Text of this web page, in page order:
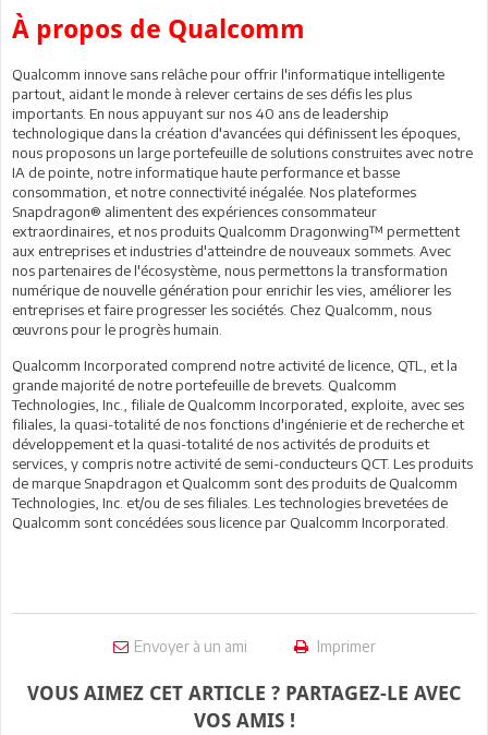
À propos de Qualcomm
Qualcomm innove sans relâche pour offrir l'informatique intelligente
partout, aidant le monde à relever certains de ses défis les plus
importants. En nous appuyant sur nos 40 ans de leadership
technologique dans la création d'avancées qui définissent les époques,
nous proposons un large portefeuille de solutions construites avec notre
IA de pointe, notre informatique haute performance et basse
consommation, et notre connectivité inégalée. Nos plateformes
Snapdragon® alimentent des expériences consommateur
extraordinaires, et nos produits Qualcomm Dragonwing™ permettent
aux entreprises et industries d'atteindre de nouveaux sommets. Avec
nos partenaires de l'écosystème, nous permettons la transformation
numérique de nouvelle génération pour enrichir les vies, améliorer les
entreprises et faire progresser les sociétés. Chez Qualcomm, nous
œuvrons pour le progrès humain.
Qualcomm Incorporated comprend notre activité de licence, QTL, et la
grande majorité de notre portefeuille de brevets. Qualcomm
Technologies, Inc., filiale de Qualcomm Incorporated, exploite, avec ses
filiales, la quasi-totalité de nos fonctions d'ingénierie et de recherche et
développement et la quasi-totalité de nos activités de produits et
services, y compris notre activité de semi-conducteurs QCT. Les produits
de marque Snapdragon et Qualcomm sont des produits de Qualcomm
Technologies, Inc. et/ou de ses filiales. Les technologies brevetées de
Qualcomm sont concédées sous licence par Qualcomm Incorporated.
Envoyer à un ami Imprimer
VOUS AIMEZ CET ARTICLE ? PARTAGEZ-LE AVEC
VOS AMIS !